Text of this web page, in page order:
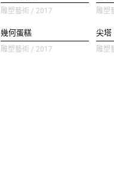
雕塑藝術 / 2017 雕塑
幾何蛋糕
雕塑藝術 / 2017
尖塔
雕塑